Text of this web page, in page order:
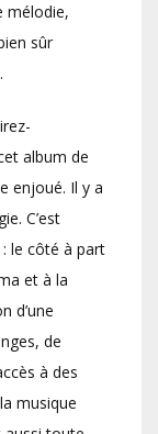
mélodie,
sûr
album de
enjoué. Il y a
C’est
: le côté à part
et à la
d’une
de
à des
musique